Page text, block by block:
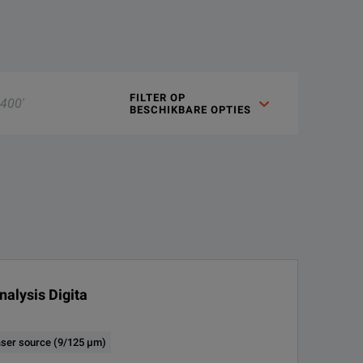
FILTER OP
BESCHIKBARE OPTIES
Digita
source (9/125 µm)